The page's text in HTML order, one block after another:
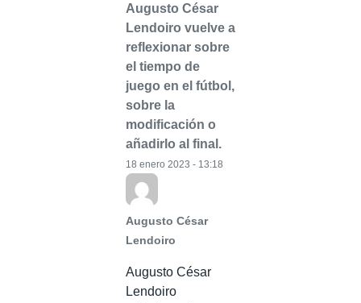
Augusto César
Lendoiro vuelve a
reflexionar sobre
el tiempo de
juego en el fútbol,
sobre la
modificación o
añadirlo al final.
Augusto César
Lendoiro
18 enero 2023 - 13:18
Augusto César
Lendoiro